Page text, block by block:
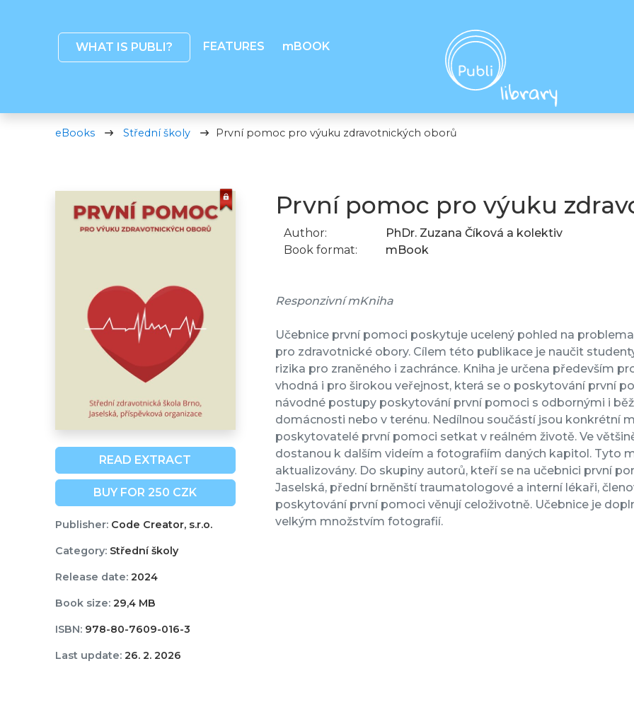
WHAT IS PUBLI? FEATURES mBOOK
eBooks Střední školy První pomoc pro výuku zdravotnických oborů
READ EXTRACT
BUY FOR 250 CZK
Publisher:Code Creator, s.r.o.
Category:Střední školy
Release date:2024
Book size:29,4 MB
ISBN:978-80-7609-016-3
Last update:26. 2. 2026
První pomoc pro výuku
Author:
PhDr. Zuzana Číková a kolektiv
Book format:
mBook
Responzivní mKniha
Učebnice první pomoci poskytuje ucelený pohled na
pro zdravotnické obory. Cílem této publikace je naučit
rizika pro zraněného i zachránce. Kniha je určena především
vhodná i pro širokou veřejnost, která se o poskytování první
návodné postupy poskytování první pomoci s odbornými i
domácnosti nebo v terénu. Nedílnou součástí jsou konkrétní
poskytovatelé první pomoci setkat v reálném životě. Ve
dostanou k dalším videím a fotografiím daných kapitol. Tyto
aktualizovány. Do skupiny autorů, kteří se na učebnici první
Jaselská, přední brněnští traumatologové a interní lékaři,
poskytování první pomoci věnují celoživotně. Učebnice je
velkým množstvím fotografií.